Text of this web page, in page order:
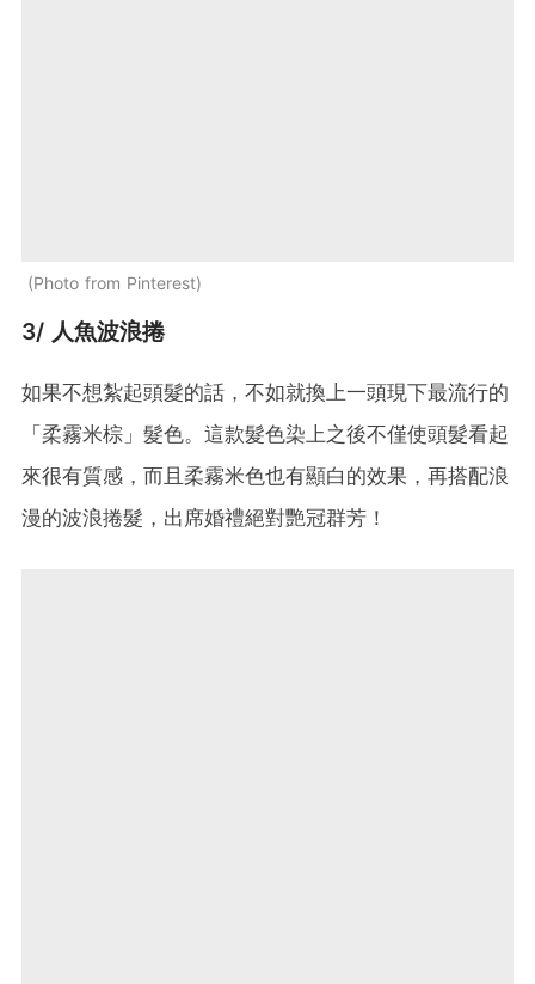
Photo from Pinterest
3/ 人魚波浪捲
如果不想紮起頭髮的話，不如就換上一頭現下最流行的
「柔霧米棕」髮色。這款髮色染上之後不僅使頭髮看起
來很有質感，而且柔霧米色也有顯白的效果，再搭配浪
漫的波浪捲髮，出席婚禮絕對艷冠群芳！